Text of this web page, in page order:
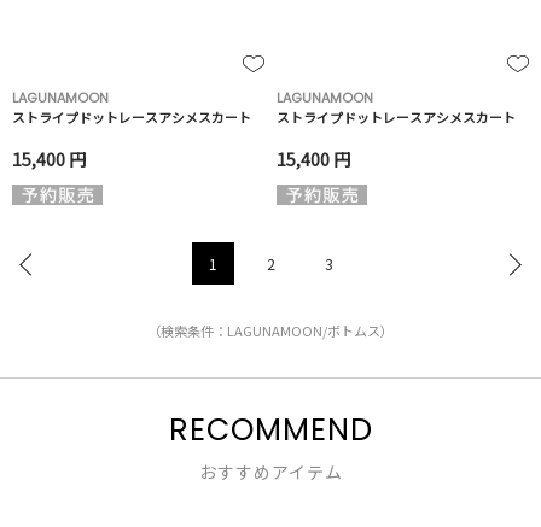
LAGUNAMOON
ストライプドットレースアシメスカート
15,400 円
LAGUNAMOON
ストライプドットレースアシメスカート
15,400 円
1 2 3
（検索条件：LAGUNAMOON/ボトムス）
RECOMMEND
おすすめアイテム